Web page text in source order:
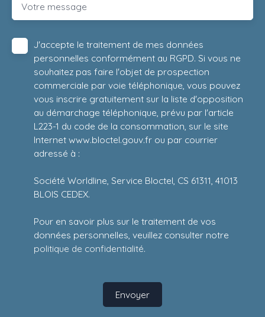
Votre message
J'accepte le traitement de mes données
personnelles conformément au RGPD. Si vous ne
souhaitez pas faire l'objet de prospection
commerciale par voie téléphonique, vous pouvez
vous inscrire gratuitement sur la liste d'opposition
au démarchage téléphonique, prévu par l'article
L223-1 du code de la consommation, sur le site
Internet www.bloctel.gouv.fr ou par courrier
adressé à :
Société Worldline, Service Bloctel, CS 61311, 41013
BLOIS CEDEX.
Pour en savoir plus sur le traitement de vos
données personnelles, veuillez consulter notre
politique de confidentialité.
Envoyer